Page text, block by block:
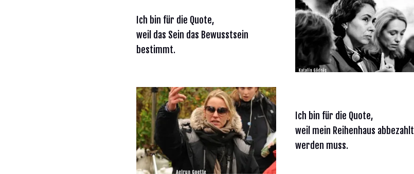
Ich bin für die Quote,
weil das Sein das Bewusstsein
bestimmt.
Ich bin für die Quote,
weil mein Reihenhaus abbezahlt
werden muss.